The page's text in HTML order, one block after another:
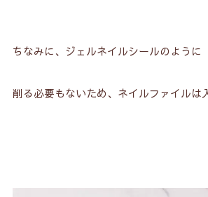
ちなみに、ジェルネイルシールのように
削る必要もないため、ネイルファイルは